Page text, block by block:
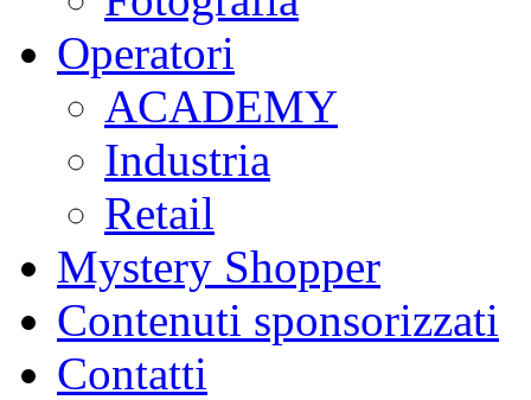
Operatori
ACADEMY
Industria
Retail
Mystery Shopper
Contenuti sponsorizzati
Contatti